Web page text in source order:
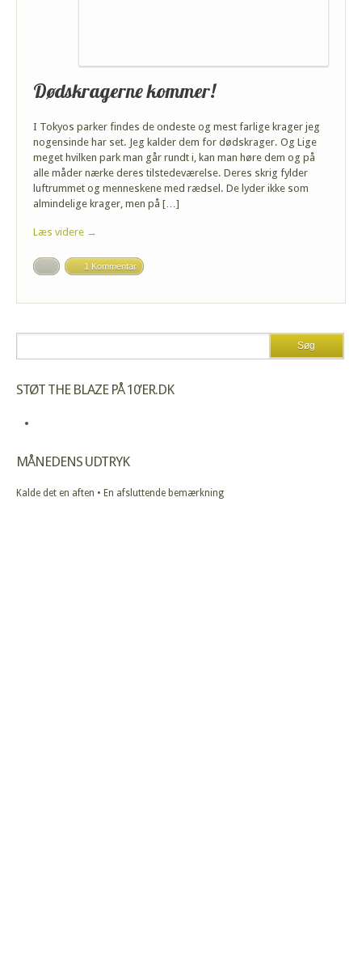
Dødskragerne kommer!
I Tokyos parker findes de ondeste og mest farlige krager jeg
nogensinde har set. Jeg kalder dem for dødskrager. Og Lige
meget hvilken park man går rundt i, kan man høre dem og på
alle måder nærke deres tilstedeværelse. Deres skrig fylder
luftrummet og menneskene med rædsel. De lyder ikke som
almindelige krager, men på […]
Læs videre →
1 Kommentar
STØT THE BLAZE PÅ 10’ER.DK
MÅNEDENS UDTRYK
Kalde det en aften • En afsluttende bemærkning